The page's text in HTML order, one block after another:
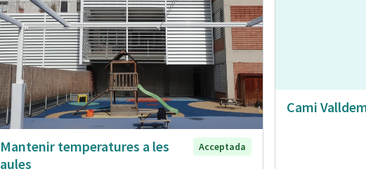
Mantenir temperatures a les
aules
Acceptada
Cami